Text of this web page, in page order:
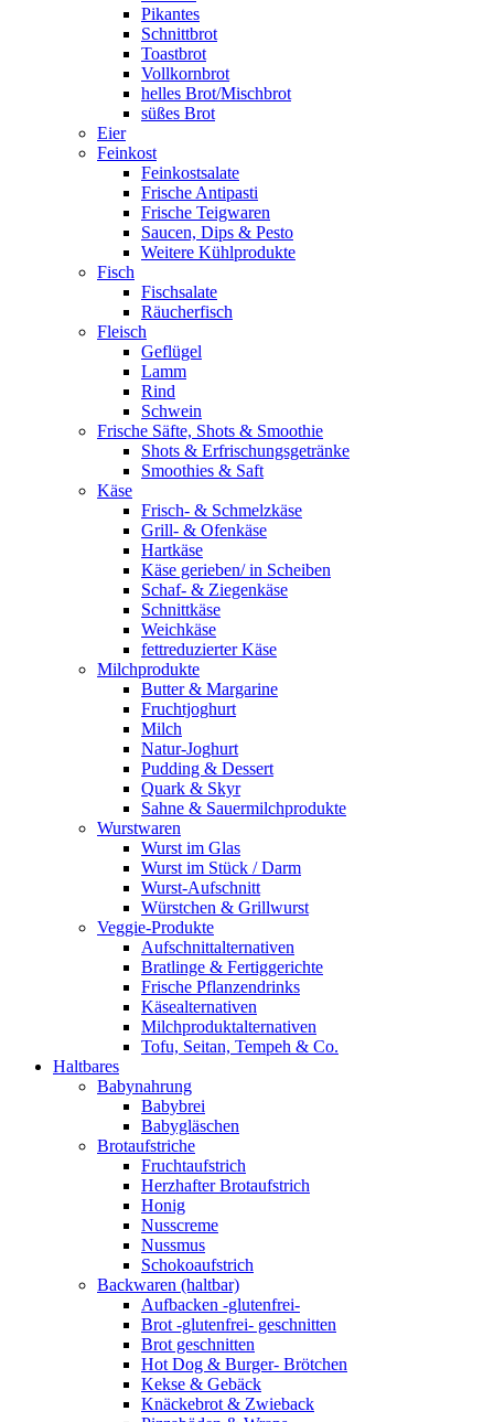
Pikantes
Schnittbrot
Toastbrot
Vollkornbrot
helles Brot/Mischbrot
süßes Brot
Eier
Feinkost
Feinkostsalate
Frische Antipasti
Frische Teigwaren
Saucen, Dips & Pesto
Weitere Kühlprodukte
Fisch
Fischsalate
Räucherfisch
Fleisch
Geflügel
Lamm
Rind
Schwein
Frische Säfte, Shots & Smoothie
Shots & Erfrischungsgetränke
Smoothies & Saft
Käse
Frisch- & Schmelzkäse
Grill- & Ofenkäse
Hartkäse
Käse gerieben/ in Scheiben
Schaf- & Ziegenkäse
Schnittkäse
Weichkäse
fettreduzierter Käse
Milchprodukte
Butter & Margarine
Fruchtjoghurt
Milch
Natur-Joghurt
Pudding & Dessert
Quark & Skyr
Sahne & Sauermilchprodukte
Wurstwaren
Wurst im Glas
Wurst im Stück / Darm
Wurst-Aufschnitt
Würstchen & Grillwurst
Veggie-Produkte
Aufschnittalternativen
Bratlinge & Fertiggerichte
Frische Pflanzendrinks
Käsealternativen
Milchproduktalternativen
Tofu, Seitan, Tempeh & Co.
Haltbares
Babynahrung
Babybrei
Babygläschen
Brotaufstriche
Fruchtaufstrich
Herzhafter Brotaufstrich
Honig
Nusscreme
Nussmus
Schokoaufstrich
Backwaren (haltbar)
Aufbacken -glutenfrei-
Brot -glutenfrei- geschnitten
Brot geschnitten
Hot Dog & Burger- Brötchen
Kekse & Gebäck
Knäckebrot & Zwieback